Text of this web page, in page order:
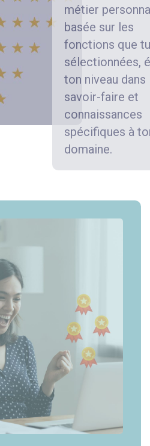
métier
basée sur les
fonctions que
sélectionnées,
ton niveau dans
savoir-faire et
connaissances
spécifiques à
domaine.